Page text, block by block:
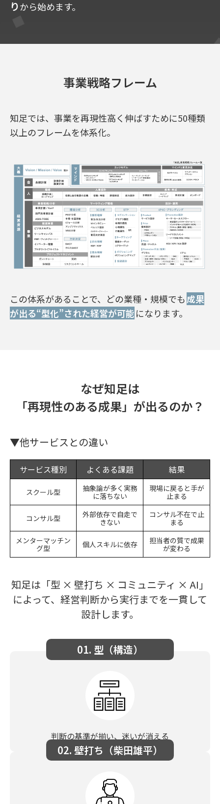
りから始めます。
事業戦略フレーム
知足では、事業を再現性高く伸ばすために50種類
以上のフレームを体系化。
この体系があることで、どの業種・規模でも成果
が出る“型化”された経営が可能になります。
なぜ知足は
「再現性のある成果」が出るのか？
▼他サービスとの違い
サービス種別 よくある課題 結果
スクール型
抽象論が多く実務
に落ちない
現場に戻ると手が
止まる
コンサル型
外部依存で自走で
きない
コンサル不在で止
まる
メンターマッチン
グ型
個人スキルに依存
担当者の質で成果
が変わる
知足は「型 × 壁打ち × コミュニティ × AI」
によって、経営判断から実行までを一貫して
設計します。
01. 型（構造）
判断の基準が揃い、迷いが消える
02. 壁打ち（柴田雄平）